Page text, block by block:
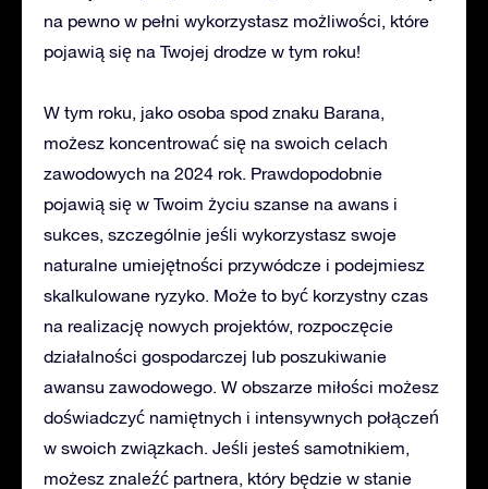
na pewno w pełni wykorzystasz możliwości, które
pojawią się na Twojej drodze w tym roku!
W tym roku, jako osoba spod znaku Barana,
możesz koncentrować się na swoich celach
zawodowych na 2024 rok. Prawdopodobnie
pojawią się w Twoim życiu szanse na awans i
sukces, szczególnie jeśli wykorzystasz swoje
naturalne umiejętności przywódcze i podejmiesz
skalkulowane ryzyko. Może to być korzystny czas
na realizację nowych projektów, rozpoczęcie
działalności gospodarczej lub poszukiwanie
awansu zawodowego. W obszarze miłości możesz
doświadczyć namiętnych i intensywnych połączeń
w swoich związkach. Jeśli jesteś samotnikiem,
możesz znaleźć partnera, który będzie w stanie